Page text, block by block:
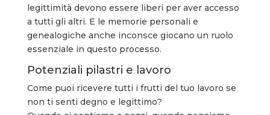
legittimità devono essere liberi per aver accesso
a tutti gli altri. E le memorie personali e
genealogiche anche inconsce giocano un ruolo
essenziale in questo processo.
Potenziali pilastri e lavoro
Come puoi ricevere tutti i frutti del tuo lavoro se
non ti senti degno e legittimo?